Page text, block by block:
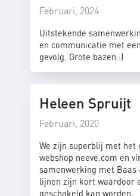
Februari, 2024
Uitstekende
en communicatie met
gevolg. Grote bazen :)
Heleen Spruijt
Februari, 2020
We zijn superblij met het
webshop neeve.com en
samenwerking met Baas
lijnen zijn kort waardoor
geschakeld kan worden.